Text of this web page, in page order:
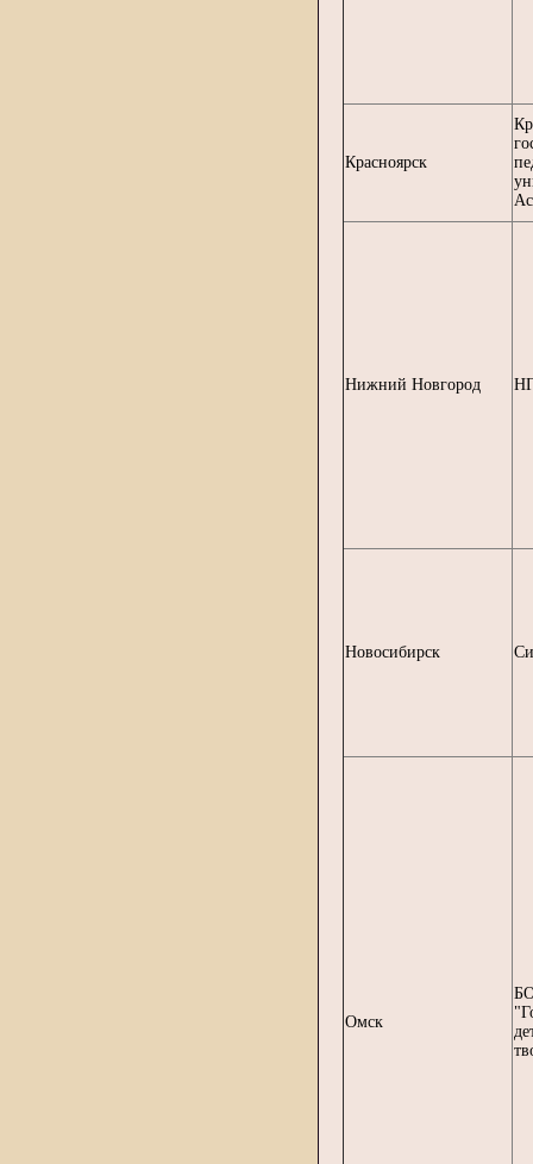
Красноярск
Нижний Новгород
Новосибирск
Омск